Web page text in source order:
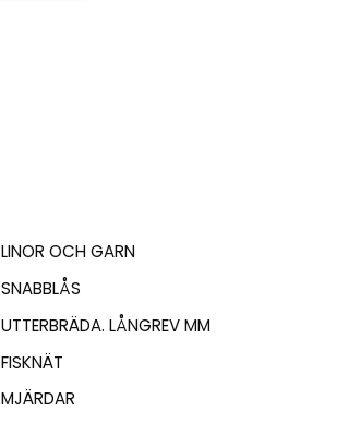
LINOR OCH GARN
SNABBLÅS
UTTERBRÄDA. LÅNGREV MM
FISKNÄT
MJÄRDAR